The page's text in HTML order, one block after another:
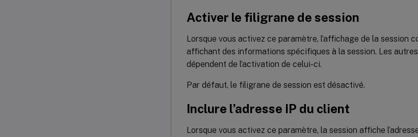
Activer le filigrane de session
Lorsque vous activez ce paramètre, l’affichage de la session
affichant des informations spécifiques à la session. Les
dépendent de l’activation de celui-ci.
Par défaut, le filigrane de session est désactivé.
Inclure l’adresse IP du client
Lorsque vous activez ce paramètre, la session affiche